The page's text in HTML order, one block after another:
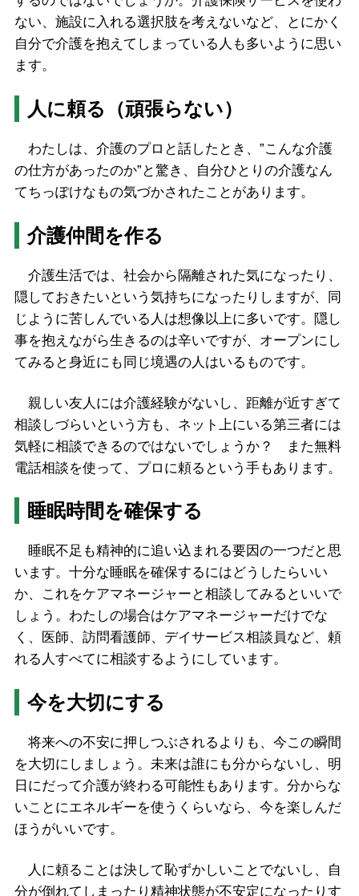
ない、施設に入れる選択肢を考えないなど、とにかく
自分で介護を抱えてしまっている人も多いように思い
ます。
人に頼る（頑張らない）
わたしは、介護のプロと話したとき、”こんな介護
の仕方があったのか”と驚き、自分ひとりの介護なん
てちっぽけなもの気づかされたことがあります。
介護仲間を作る
介護生活では、社会から隔離された気になったり、
隠しておきたいという気持ちになったりしますが、同
じように苦しんでいる人は想像以上に多いです。隠し
事を抱えながら生きるのは辛いですが、オープンにし
てみると身近にも同じ境遇の人はいるものです。
親しい友人には介護経験がないし、距離が近すぎて
相談しづらいという方も、ネット上にいる第三者には
気軽に相談できるのではないでしょうか？ また無料
電話相談を使って、プロに頼るという手もあります。
睡眠時間を確保する
睡眠不足も精神的に追い込まれる要因の一つだと思
います。十分な睡眠を確保するにはどうしたらいい
か、これをケアマネージャーと相談してみるといいで
しょう。わたしの場合はケアマネージャーだけでな
く、医師、訪問看護師、デイサービス相談員など、頼
れる人すべてに相談するようにしています。
今を大切にする
将来への不安に押しつぶされるよりも、今この瞬間
を大切にしましょう。未来は誰にも分からないし、明
日にだって介護が終わる可能性もあります。分からな
いことにエネルギーを使うくらいなら、今を楽しんだ
ほうがいいです。
人に頼ることは決して恥ずかしいことでないし、自
分が倒れてしまったり精神状態が不安定になったりす